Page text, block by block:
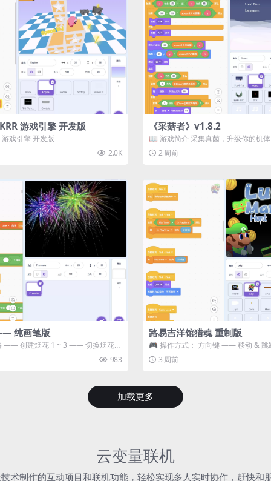
游戏引擎 开发版
游戏引擎 开发版
2.0K
《采菇者》v1.8.2
📖 游戏简介 采集真菌，升级你的机
域探索。 这是一款静谧的探索冒...
2 周前
纯画笔版
—— 创建烟花 1 ~ 3 —— 切换烟花类
983
路易吉洋馆猎魂 重制版
🎮 操作方式： 方向键 —— 移动 &
宝箱 将你...
3 周前
加载更多
云变量联机
术制作的互动项目和联机功能，轻松实现多人实时协作，赶快和